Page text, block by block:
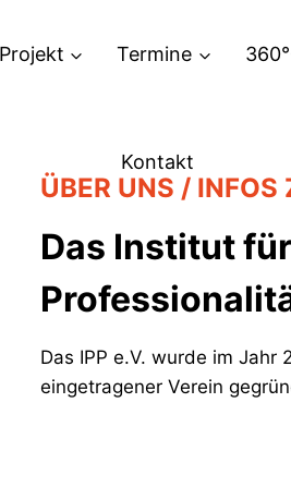
Termine
Kontakt
ÜBER UNS / INFOS
Das Institut
Das IPP e.V. wurde im Jahr
eingetragener Verein